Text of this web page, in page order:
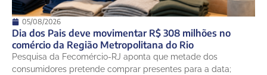
05/08/2026
Dia dos Pais deve movimentar R$ 308 milhões no
comércio da Região Metropolitana do Rio
Pesquisa da Fecomércio-RJ aponta que metade dos
consumidores pretende comprar presentes para a data;